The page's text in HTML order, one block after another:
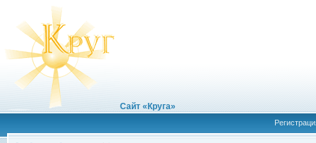
Сайт «Круга»